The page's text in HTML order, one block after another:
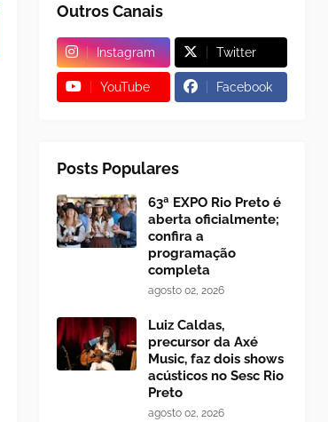
Outros Canais
Instagram Twitter
YouTube Facebook
Posts Populares
63ª EXPO Rio Preto é
aberta oficialmente;
confira a
programação
completa
agosto 02, 2026
Luiz Caldas,
precursor da Axé
Music, faz dois shows
acústicos no Sesc Rio
Preto
agosto 02, 2026